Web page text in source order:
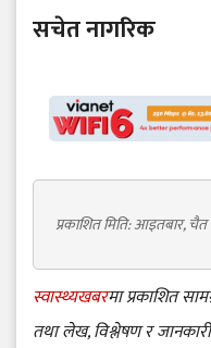
सचेत नागरिक
प्रकाशित मिति: आइतबार,
स्वास्थ्यखबरमा प्रकाशित
तथा लेख, विश्लेषण र